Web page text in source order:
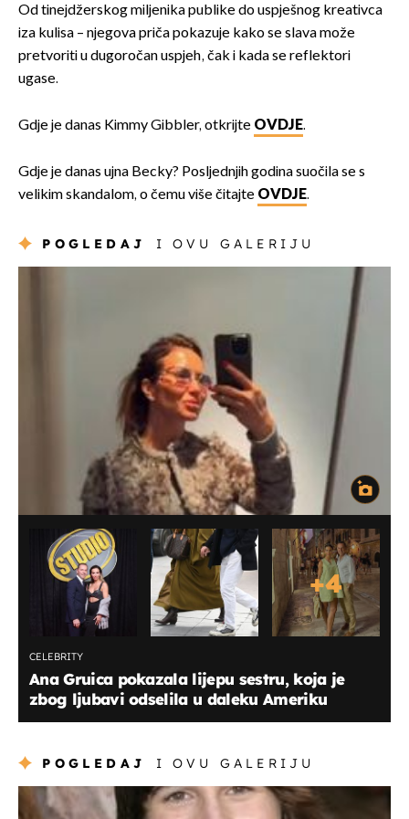
Od tinejdžerskog miljenika publike do uspješnog kreativca
iza kulisa – njegova priča pokazuje kako se slava može
pretvoriti u dugoročan uspjeh, čak i kada se reflektori
ugase.
Gdje je danas Kimmy Gibbler, otkrijte OVDJE.
Gdje je danas ujna Becky? Posljednjih godina suočila se s
velikim skandalom, o čemu više čitajte OVDJE.
POGLEDAJ I OVU GALERIJU
+4
CELEBRITY
Ana Gruica pokazala lijepu sestru, koja je
zbog ljubavi odselila u daleku Ameriku
POGLEDAJ I OVU GALERIJU